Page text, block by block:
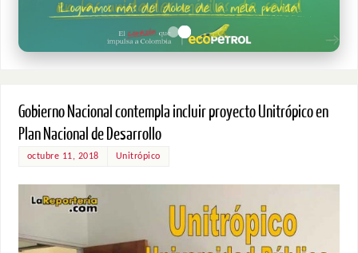
Gobierno Nacional contempla incluir proyecto Unitrópico en
Plan Nacional de Desarrollo
octubre 11, 2018 Unitrópico